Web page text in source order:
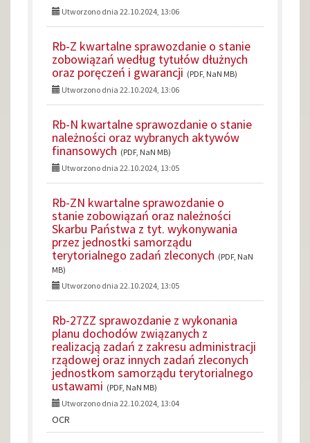
Utworzono dnia 22.10.2024, 13:06
Rb-Z kwartalne sprawozdanie o stanie
zobowiązań według tytułów dłużnych
oraz poręczeń i gwarancji (PDF, NaN MB)
Utworzono dnia 22.10.2024, 13:06
Rb-N kwartalne sprawozdanie o stanie
należności oraz wybranych aktywów
finansowych (PDF, NaN MB)
Utworzono dnia 22.10.2024, 13:05
Rb-ZN kwartalne sprawozdanie o
stanie zobowiązań oraz należności
Skarbu Państwa z tyt. wykonywania
przez jednostki samorządu
terytorialnego zadań zleconych (PDF, NaN
MB)
Utworzono dnia 22.10.2024, 13:05
Rb-27ZZ sprawozdanie z wykonania
planu dochodów związanych z
realizacją zadań z zakresu administracji
rządowej oraz innych zadań zleconych
jednostkom samorządu terytorialnego
ustawami (PDF, NaN MB)
Utworzono dnia 22.10.2024, 13:04
OCR